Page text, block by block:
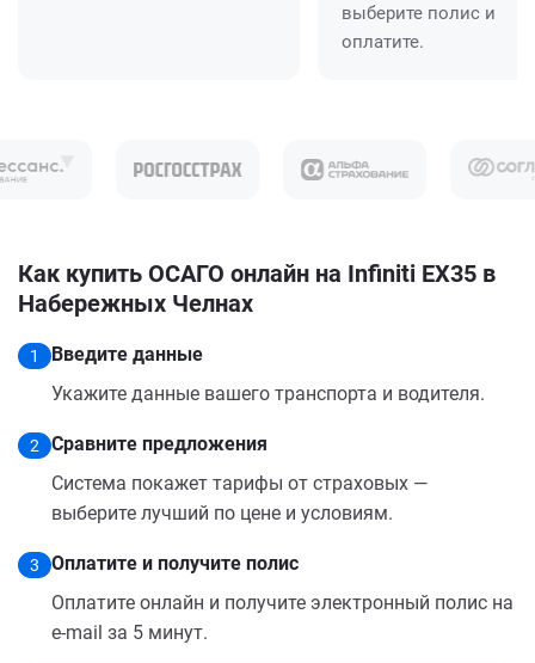
выберите полис и
оплатите.
Как купить ОСАГО онлайн на Infiniti EX35 в
Набережных Челнах
1
Введите данные
Укажите данные вашего транспорта и водителя.
2
Сравните предложения
Система покажет тарифы от страховых —
выберите лучший по цене и условиям.
3
Оплатите и получите полис
Оплатите онлайн и получите электронный полис на
e-mail за 5 минут.